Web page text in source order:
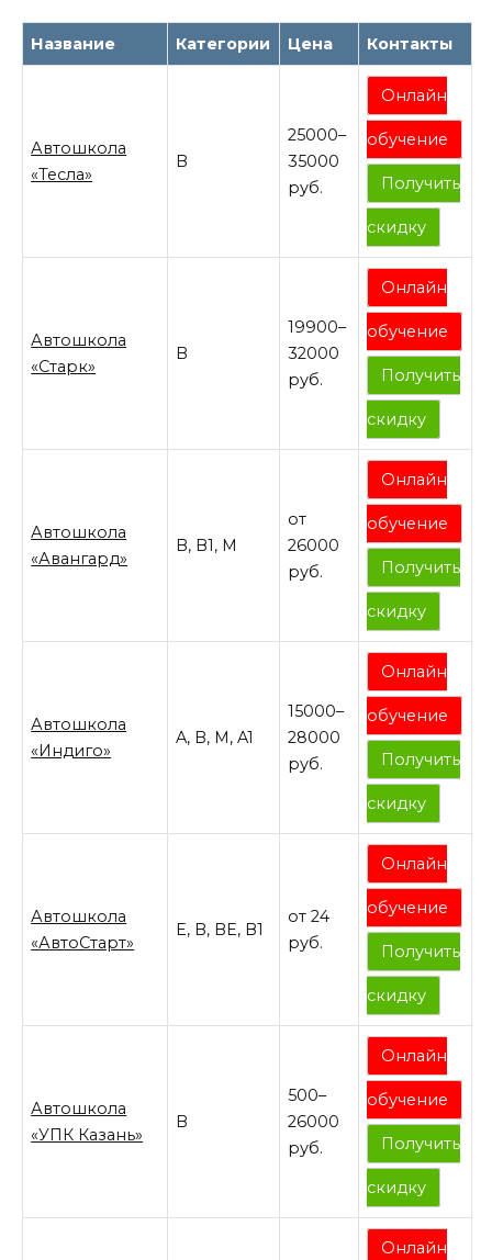
Название Категории Цена Контакты
Автошкола
«Тесла»
B
25000–
35000
руб.
Онлайн
обучение
Получить
скидку
Автошкола
«Старк»
B
19900–
32000
руб.
Онлайн
обучение
Получить
скидку
Автошкола
«Авангард»
B, В1, M
от
26000
руб.
Онлайн
обучение
Получить
скидку
Автошкола
«Индиго»
A, B, M, A1
15000–
28000
руб.
Онлайн
обучение
Получить
скидку
Автошкола
«АвтоСтарт»
E, B, BE, В1
от 24
руб.
Онлайн
обучение
Получить
скидку
Автошкола
«УПК Казань»
B
500–
26000
руб.
Онлайн
обучение
Получить
скидку
Онлайн